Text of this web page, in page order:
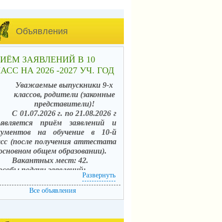
Объявления
ЗАЯВЛЕНИЙ В 10
НА 2026 -2027 УЧ. ГОД
Уважаемые выпускники 9-х
классов, родители (законные
представители)!
С 01.07.2026 г. по 21.08.2026 г
приём заявлений и
на обучение в 10-й
(после получения аттестата
общем образовании).
Вакантных мест: 42.
подачи заявлений:
в электронной форме
единого портала
услуг (ЕПГУ) с
организации»;
Развернуть
Все объявления